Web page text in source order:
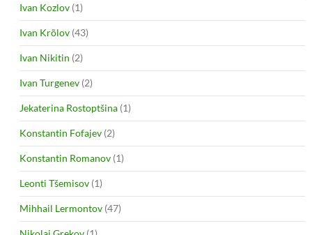
Ivan Kozlov (1)
Ivan Krõlov (43)
Ivan Nikitin (2)
Ivan Turgenev (2)
Jekaterina Rostoptšina (1)
Konstantin Fofajev (2)
Konstantin Romanov (1)
Leonti Tšemisov (1)
Mihhail Lermontov (47)